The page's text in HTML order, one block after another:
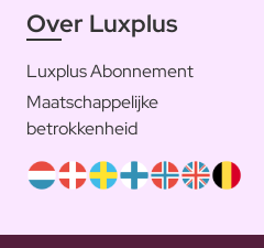
Over Luxplus
Luxplus Abonnement
Maatschappelijke
betrokkenheid